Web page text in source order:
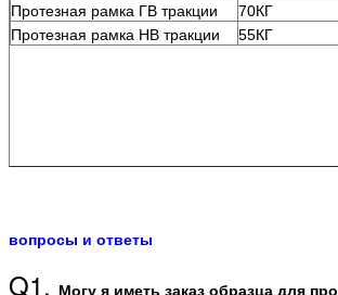
Протезная рамка ГВ тракции
70КГ
Протезная рамка НВ тракции
55КГ
вопросы и ответы
Q1.
Могу я иметь заказ образца для